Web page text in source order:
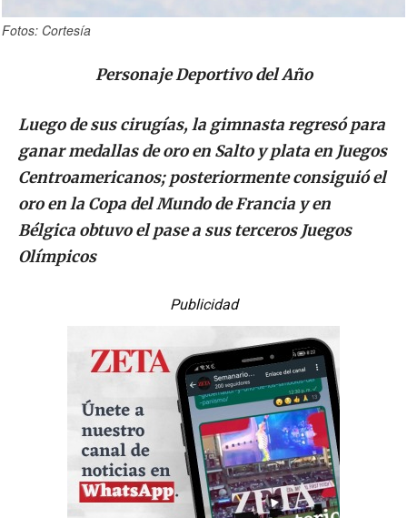
Fotos: Cortesía
Personaje Deportivo del Año
Luego de sus cirugías, la gimnasta regresó para
ganar medallas de oro en Salto y plata en Juegos
Centroamericanos; posteriormente consiguió el
oro en la Copa del Mundo de Francia y en
Bélgica obtuvo el pase a sus terceros Juegos
Olímpicos
Publicidad